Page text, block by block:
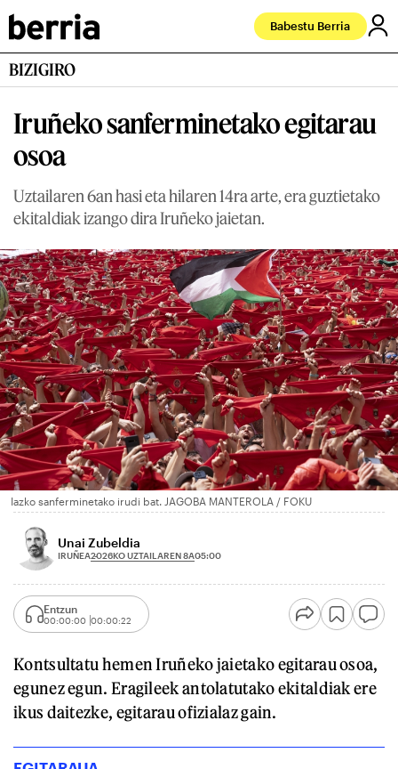
Babestu Berria
BIZIGIRO
Iruñeko sanferminetako egitarau
osoa
Uztailaren 6an hasi eta hilaren 14ra arte, era guztietako
ekitaldiak izango dira Iruñeko jaietan.
Iazko sanferminetako irudi bat. JAGOBA MANTEROLA / FOKU
Unai Zubeldia
IRUÑEA2026KO UZTAILAREN 8A05:00
Entzun
00:00:00 00:00:22
Kontsultatu hemen Iruñeko jaietako egitarau osoa,
egunez egun. Eragileek antolatutako ekitaldiak ere
ikus daitezke, egitarau ofizialaz gain.